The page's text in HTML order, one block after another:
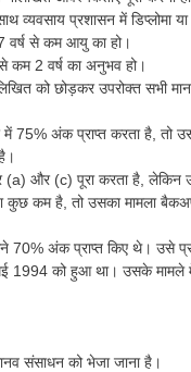
प्रशासन में डिप्लोमा या
वर्ष से कम आयु का हो।
कम 2 वर्ष का अनुभव हो।
को छोड़कर उपरोक्त सभी
में 75% अंक प्राप्त करता है, तो
(a) और (c) पूरा करता है, लेकिन
कम है, तो उसका मामला बैकअप
70% अंक प्राप्त किए थे। उसे
1994 को हुआ था। उसके मामले
संसाधन को भेजा जाना है।